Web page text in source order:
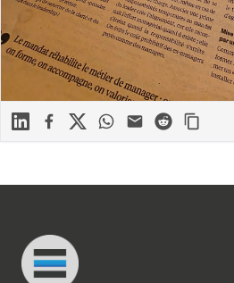
LinkedinFacebook
X WhatsApp
Mail Reddit
Connected Minds